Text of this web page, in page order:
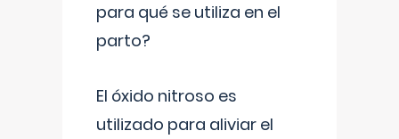
para qué se utiliza en el
parto?
El óxido nitroso es
utilizado para aliviar el